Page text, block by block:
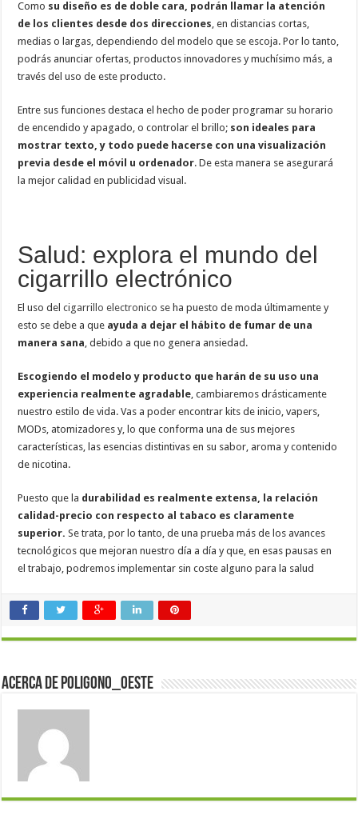
Como su diseño es de doble cara, podrán llamar la atención
de los clientes desde dos direcciones , en distancias cortas,
medias o largas, dependiendo del modelo que se escoja. Por lo tanto,
podrás anunciar ofertas, productos innovadores y muchísimo más, a
través del uso de este producto.
Entre sus funciones destaca el hecho de poder programar su horario
de encendido y apagado, o controlar el brillo; son ideales para
mostrar texto, y todo puede hacerse con una visualización
previa desde el móvil u ordenador. De esta manera se asegurará
la mejor calidad en publicidad visual.
Salud: explora el mundo del
cigarrillo electrónico
El uso delcigarrillo electronico se ha puesto de moda últimamente y
esto se debe a que ayuda a dejar el hábito de fumar de una
manera sana , debido a que no genera ansiedad.
Escogiendo el modelo y producto que harán de su uso una
experiencia realmente agradable , cambiaremos drásticamente
nuestro estilo de vida. Vas a poder encontrar kits de inicio, vapers,
MODs, atomizadores y, lo que conforma una de sus mejores
características, las esencias distintivas en su sabor, aroma y contenido
de nicotina.
Puesto que la durabilidad es realmente extensa, la relación
calidad-precio con respecto al tabaco es claramente
superior.Se trata, por lo tanto, de una prueba más de los avances
tecnológicos que mejoran nuestro día a día y que, en esas pausas en
el trabajo, podremos implementar sin coste alguno para la salud
Acerca de poligono_oeste